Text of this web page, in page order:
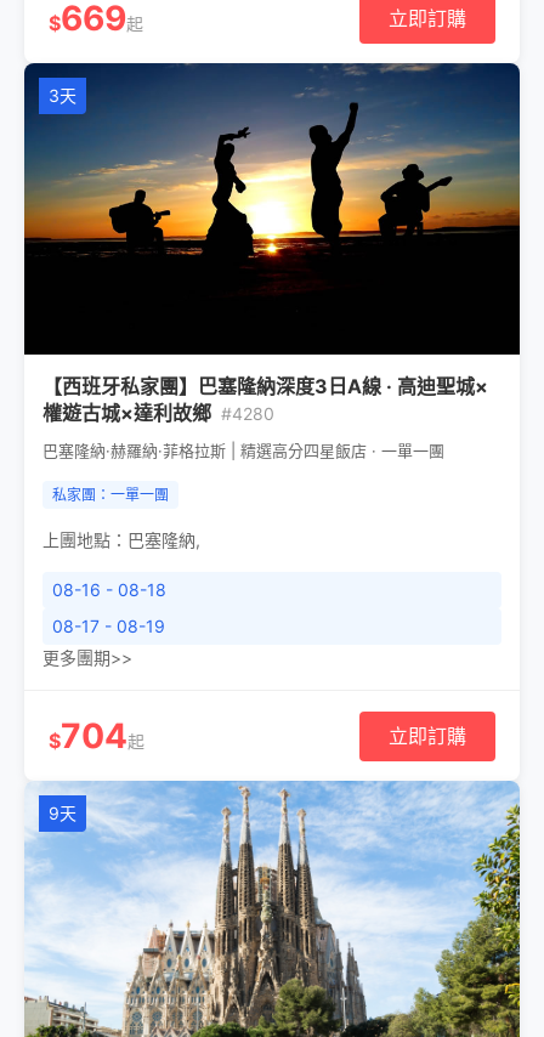
$669起 立即訂購
3天
【西班牙私家團】巴塞隆納深度3日A線 · 高迪聖城×
權遊古城×達利故鄉 #4280
巴塞隆納·赫羅納·菲格拉斯 | 精選高分四星飯店 · 一單一團
私家團：一單一團
上團地點： 巴塞隆納,
08-16 - 08-18
08-17 - 08-19
更多團期>>
$704起 立即訂購
9天